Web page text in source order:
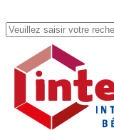
Rechercher
dans
site